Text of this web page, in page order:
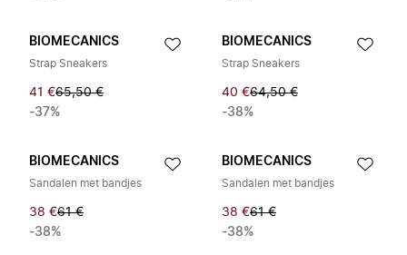
BIOMECANICS
Strap Sneakers
41 €65,50 €
-37%
BIOMECANICS
Strap Sneakers
40 €64,50 €
-38%
BIOMECANICS
Sandalen met bandjes
38 €61 €
-38%
BIOMECANICS
Sandalen met bandjes
38 €61 €
-38%